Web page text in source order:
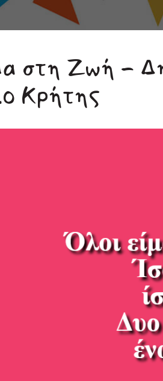
στη Ζωή -
Κρήτης